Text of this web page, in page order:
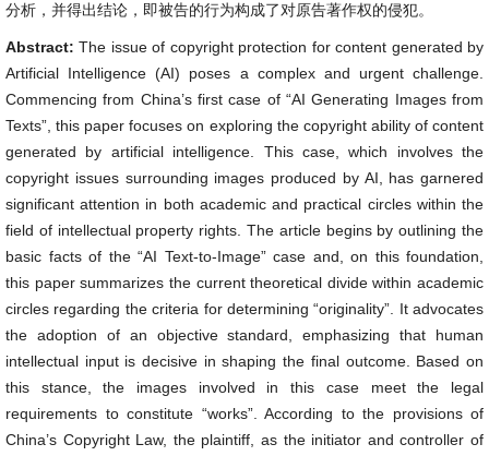
分析，并得出结论，即被告的行为构成了对原告著作权的侵犯。
Abstract:The issue of copyright protection for content generated by
Artificial Intelligence (AI) poses a complex and urgent challenge.
Commencing from China’s first case of “AI Generating Images from
Texts”, this paper focuses on exploring the copyright ability of content
generated by artificial intelligence. This case, which involves the
copyright issues surrounding images produced by AI, has garnered
significant attention in both academic and practical circles within the
field of intellectual property rights. The article begins by outlining the
basic facts of the “AI Text-to-Image” case and, on this foundation,
this paper summarizes the current theoretical divide within academic
circles regarding the criteria for determining “originality”. It advocates
the adoption of an objective standard, emphasizing that human
intellectual input is decisive in shaping the final outcome. Based on
this stance, the images involved in this case meet the legal
requirements to constitute “works”. According to the provisions of
China’s Copyright Law, the plaintiff, as the initiator and controller of